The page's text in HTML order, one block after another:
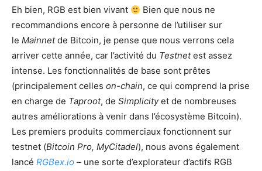
Eh bien, RGB est bien vivant
Bien que nous ne
recommandions encore à personne de l’utiliser sur
le Mainnetde Bitcoin, je pense que nous verrons cela
arriver cette année, car l’activité du Testnetest assez
intense. Les fonctionnalités de base sont prêtes
(principalement celles on-chain, ce qui comprend la prise
en charge de Taproot, de Simplicityet de nombreuses
autres améliorations à venir dans l’écosystème Bitcoin).
Les premiers produits commerciaux fonctionnent sur
testnet (Bitcoin Pro, MyCitadel), nous avons également
lancé RGBex.io – une sorte d’explorateur d’actifs RGB